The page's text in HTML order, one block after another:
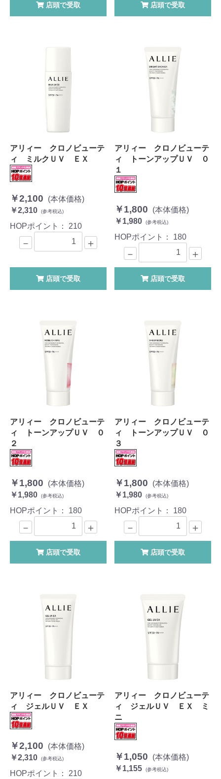
店頭で受取 店頭で受取
アリィー クロノビューテ
ィ ミルクＵＶ ＥＸ
￥2,100
(本体価格)
￥2,310
(参考税込)
HOPポイント： 210
－ ＋
店頭で受取
アリィー クロノビューテ
ィ トーンアップＵＶ ０
１
￥1,800
(本体価格)
￥1,980
(参考税込)
HOPポイント： 180
－ ＋
店頭で受取
アリィー クロノビューテ
ィ トーンアップＵＶ ０
２
￥1,800
(本体価格)
￥1,980
(参考税込)
HOPポイント： 180
－ ＋
店頭で受取
アリィー クロノビューテ
ィ トーンアップＵＶ ０
３
￥1,800
(本体価格)
￥1,980
(参考税込)
HOPポイント： 180
－ ＋
店頭で受取
アリィー クロノビューテ
ィ ジェルＵＶ ＥＸ
￥2,100
(本体価格)
￥2,310
(参考税込)
HOPポイント： 210
アリィー クロノビューテ
ィ ジェルＵＶ ＥＸ ミ
ニ
￥1,050
(本体価格)
￥1,155
(参考税込)